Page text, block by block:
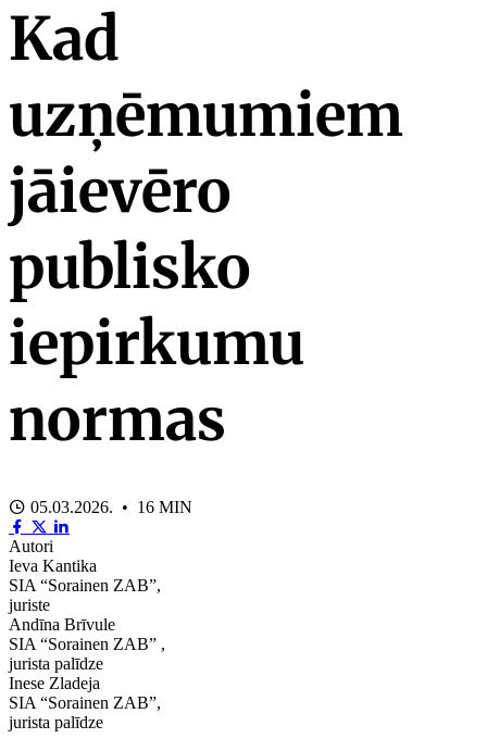
Kad
uzņēmumiem
jāievēro
publisko
iepirkumu
normas
05.03.2026. • 16 MIN
Autori
Ieva Kantika
SIA “Sorainen ZAB”,
juriste
Andīna Brīvule
SIA “Sorainen ZAB” ,
jurista palīdze
Inese Zladeja
SIA “Sorainen ZAB”,
jurista palīdze